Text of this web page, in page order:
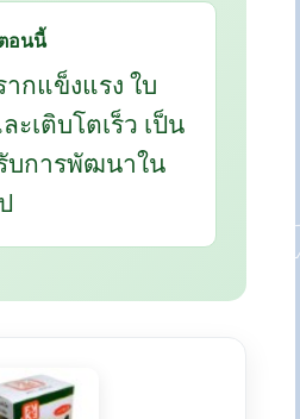
อนนี้
กแข็งแรง ใบ
ะเติบโตเร็ว เป็น
บการพัฒนาใน